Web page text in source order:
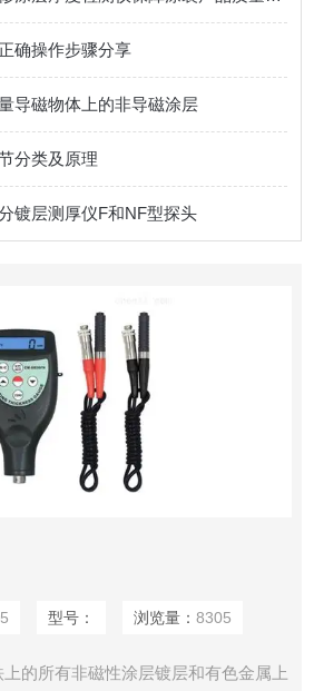
确操作步骤分享
导磁物体上的非导磁涂层
分类及原理
镀层测厚仪F和NF型探头
型号： 浏览量： 8305
的所有非磁性涂层镀层和有色金属上